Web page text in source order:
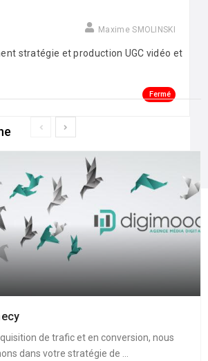
Maxime SMOLINSKI
stratégie et production UGC vidéo et
Fermé
de trafic et en conversion, nous
dans votre stratégie de ...